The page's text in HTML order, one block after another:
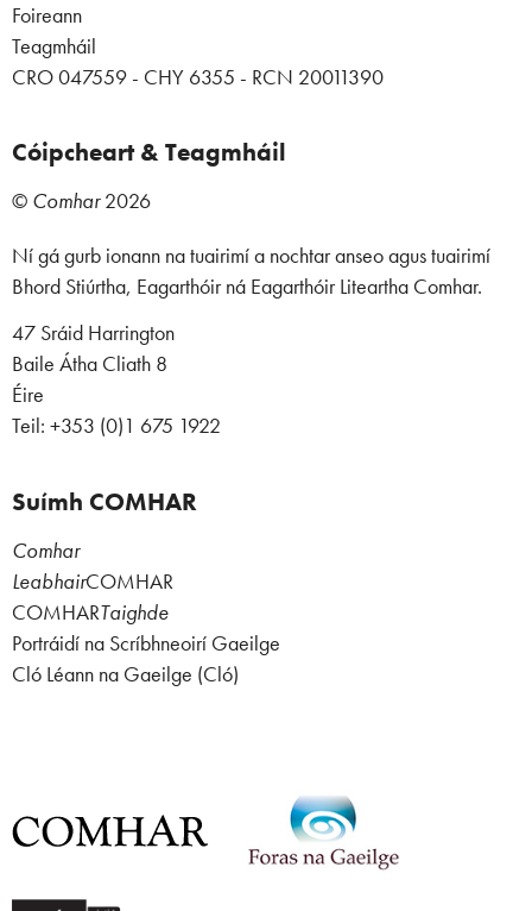
Foireann
Teagmháil
CRO 047559 - CHY 6355 - RCN 20011390
Cóipcheart & Teagmháil
© Comhar2026
Ní gá gurb ionann na tuairimí a nochtar anseo agus tuairimí
Bhord Stiúrtha, Eagarthóir ná Eagarthóir Liteartha Comhar.
47 Sráid Harrington
Baile Átha Cliath 8
Éire
Teil: +353 (0)1 675 1922
Suímh COMHAR
Comhar
LeabhairCOMHAR
COMHARTaighde
Portráidí na Scríbhneoirí Gaeilge
Cló Léann na Gaeilge (Cló)